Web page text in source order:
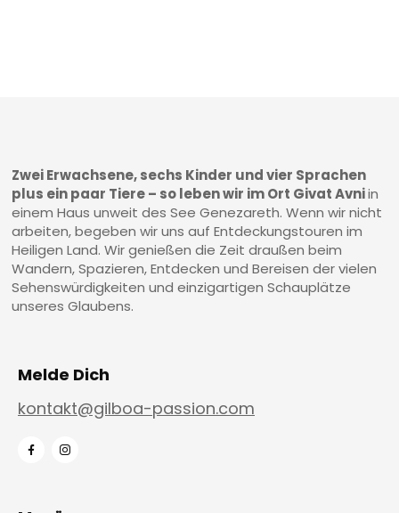
Zwei Erwachsene, sechs Kinder und vier Sprachen
plus ein paar Tiere – so leben wir im Ort Givat Avniin
einem Haus unweit des See Genezareth. Wenn wir nicht
arbeiten, begeben wir uns auf Entdeckungstouren im
Heiligen Land. Wir genießen die Zeit draußen beim
Wandern, Spazieren, Entdecken und Bereisen der vielen
Sehenswürdigkeiten und einzigartigen Schauplätze
unseres Glaubens.
Melde Dich
kontakt@gilboa-passion.com